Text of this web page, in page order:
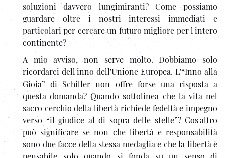
soluzioni davvero lungimiranti? Come possiamo
guardare oltre i nostri interessi immediati e
particolari per cercare un futuro migliore per l'intero
continente?
A mio avviso, non serve molto. Dobbiamo solo
ricordarci dell'inno dell'Unione Europea. L'“Inno alla
Gioia” di Schiller non offre forse una risposta a
questa domanda? Quando sottolinea che la vita nel
sacro cerchio della libertà richiede fedeltà e impegno
verso “il giudice al di sopra delle stelle”? Cos'altro
può significare se non che libertà e responsabilità
sono due facce della stessa medaglia e che la libertà è